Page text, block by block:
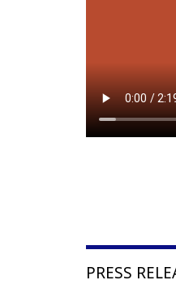
PRESS